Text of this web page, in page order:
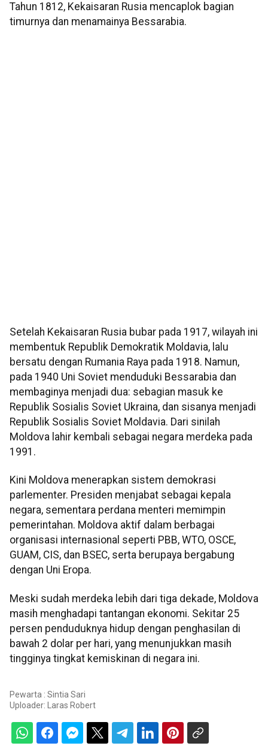
Tahun 1812, Kekaisaran Rusia mencaplok bagian
timurnya dan menamainya Bessarabia.
Setelah Kekaisaran Rusia bubar pada 1917, wilayah ini
membentuk Republik Demokratik Moldavia, lalu
bersatu dengan Rumania Raya pada 1918. Namun,
pada 1940 Uni Soviet menduduki Bessarabia dan
membaginya menjadi dua: sebagian masuk ke
Republik Sosialis Soviet Ukraina, dan sisanya menjadi
Republik Sosialis Soviet Moldavia. Dari sinilah
Moldova lahir kembali sebagai negara merdeka pada
1991.
Kini Moldova menerapkan sistem demokrasi
parlementer. Presiden menjabat sebagai kepala
negara, sementara perdana menteri memimpin
pemerintahan. Moldova aktif dalam berbagai
organisasi internasional seperti PBB, WTO, OSCE,
GUAM, CIS, dan BSEC, serta berupaya bergabung
dengan Uni Eropa.
Meski sudah merdeka lebih dari tiga dekade, Moldova
masih menghadapi tantangan ekonomi. Sekitar 25
persen penduduknya hidup dengan penghasilan di
bawah 2 dolar per hari, yang menunjukkan masih
tingginya tingkat kemiskinan di negara ini.
Pewarta : Sintia Sari
Uploader:
Laras Robert